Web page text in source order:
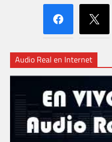
facebook x
Audio Real en Internet